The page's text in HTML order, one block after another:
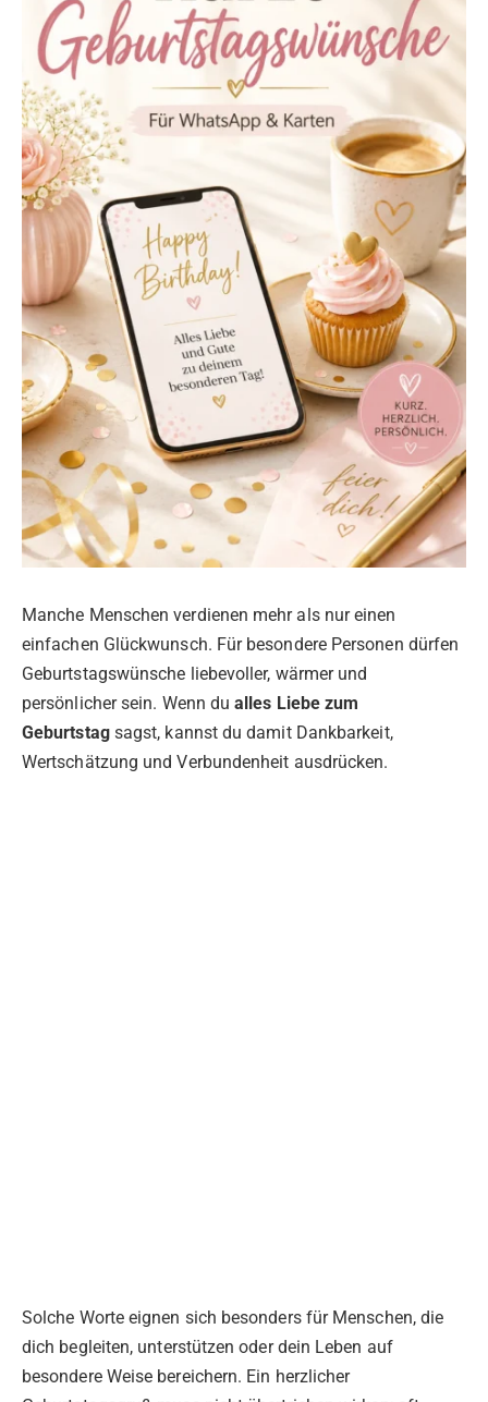
Manche Menschen verdienen mehr als nur einen
einfachen Glückwunsch. Für besondere Personen dürfen
Geburtstagswünsche liebevoller, wärmer und
persönlicher sein. Wenn dualles Liebe zum
Geburtstagsagst, kannst du damit Dankbarkeit,
Wertschätzung und Verbundenheit ausdrücken.
Solche Worte eignen sich besonders für Menschen, die
dich begleiten, unterstützen oder dein Leben auf
besondere Weise bereichern. Ein herzlicher